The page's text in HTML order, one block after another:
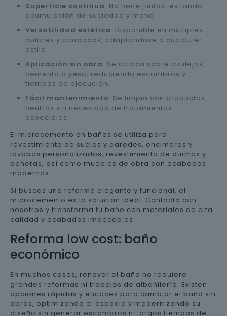
Superficie continua: No tiene juntas, evitando
acumulación de suciedad y moho.
Versatilidad estética: Disponible en múltiples
colores y acabados, adaptándose a cualquier
estilo.
Aplicación sin obra: Se coloca sobre azulejos,
cemento o yeso, reduciendo escombros y
tiempos de ejecución.
Fácil mantenimiento: Se limpia con productos
neutros sin necesidad de tratamientos
especiales.
El microcemento en baños se utiliza para
revestimiento de suelos y paredes, encimeras y
lavabos personalizados, revestimiento de duchas y
bañeras, así como muebles de obra con acabados
modernos.
Si buscas una reforma elegante y funcional, el
microcemento es la solución ideal. Contacta con
nosotros y transforma tu baño con materiales de alta
calidad y acabados impecables.
Reforma low cost: baño
económico
En muchos casos, renovar el baño no requiere
grandes reformas ni trabajos de albañilería. Existen
opciones rápidas y eficaces para cambiar el baño sin
obras, optimizando el espacio y modernizando su
diseño sin generar escombros ni largos tiempos de